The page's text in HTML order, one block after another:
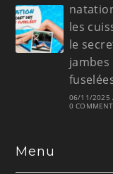
les
le
jambes
06/11/2025
0
Menu